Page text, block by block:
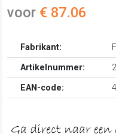
voor € 87.06
Fabrikant:
Artikelnummer:
EAN-code: